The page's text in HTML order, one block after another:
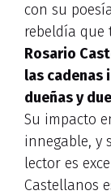
con su
rebeldía que
Rosario
las cadenas
dueñas y
Su impacto
innegable, y
lector es
Castellanos